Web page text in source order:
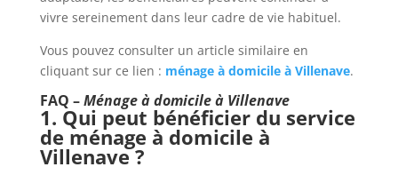
vivre sereinement dans leur cadre de vie habituel.
Vous pouvez consulter un article similaire en
cliquant sur ce lien : ménage à domicile à Villenave.
FAQ –Ménage à domicile à Villenave
1. Qui peut bénéficier du service
de ménage à domicile à
Villenave ?